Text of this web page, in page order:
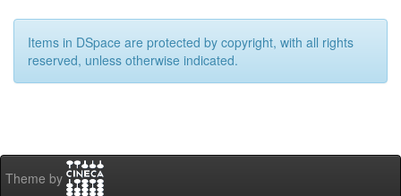
Items in DSpace are protected by copyright, with all rights
reserved, unless otherwise indicated.
Theme by